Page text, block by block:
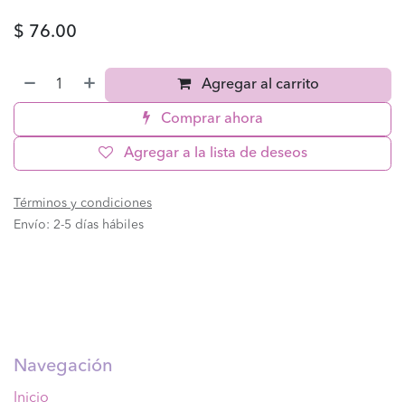
$ 76.00
Agregar al carrito
Comprar ahora
Agregar a la lista de deseos
Términos y condiciones
Envío: 2-5 días hábiles
Navegación
Inicio